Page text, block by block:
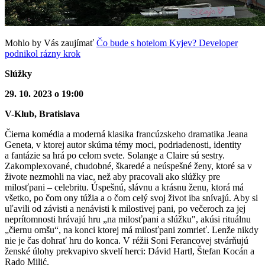
Mohlo by Vás zaujímať Čo bude s hotelom Kyjev? Developer
podnikol rázny krok
Slúžky
29. 10. 2023 o 19:00
V-Klub, Bratislava
Čierna komédia a moderná klasika francúzskeho dramatika Jeana
Geneta, v ktorej autor skúma témy moci, podriadenosti, identity
a fantázie sa hrá po celom svete. Solange a Claire sú sestry.
Zakomplexované, chudobné, škaredé a neúspešné ženy, ktoré sa v
živote nezmohli na viac, než aby pracovali ako slúžky pre
milosťpani – celebritu. Úspešnú, slávnu a krásnu ženu, ktorá má
všetko, po čom ony túžia a o čom celý svoj život iba snívajú. Aby si
uľavili od závisti a nenávisti k milostivej pani, po večeroch za jej
neprítomnosti hrávajú hru „na milosťpani a slúžku", akúsi rituálnu
„čiernu omšu“, na konci ktorej má milosťpani zomrieť. Lenže nikdy
nie je čas dohrať hru do konca. V réžii Soni Ferancovej stvárňujú
ženské úlohy prekvapivo skvelí herci: Dávid Hartl, Štefan Kocán a
Rado Milić.